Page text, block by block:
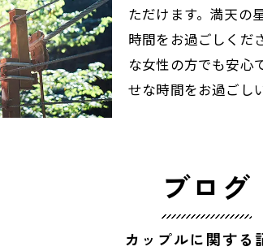
ただけます。満天の
時間をお過ごしくだ
な女性の方でも安心
せな時間をお過ごし
ブログ
カップルに関する